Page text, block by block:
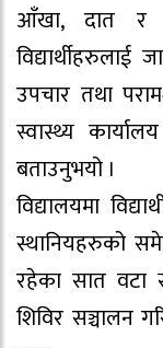
आँखा, दात र
उपचार तथा
स्वास्थ्य
बताउनुभयो ।
विद्यालयमा
स्थानियहरुको
रहेका सात वटा
शिविर सञ्चालन